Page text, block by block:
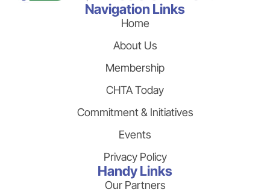
Navigation Links
Home
About Us
Membership
CHTA Today
Commitment & Initiatives
Events
Privacy Policy
Handy Links
Our Partners